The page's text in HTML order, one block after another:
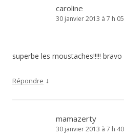
caroline
30 janvier 2013 à 7 h
superbe les moustaches!!!!! bravo
Répondre ↓
mamazerty
30 janvier 2013 à 7 h